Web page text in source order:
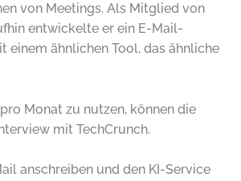
von Meetings. Als Mitglied von
entwickelte er ein E-Mail-
ähnlichen Tool, das ähnliche
Monat zu nutzen, können die
mit TechCrunch.
anschreiben und den KI-Service